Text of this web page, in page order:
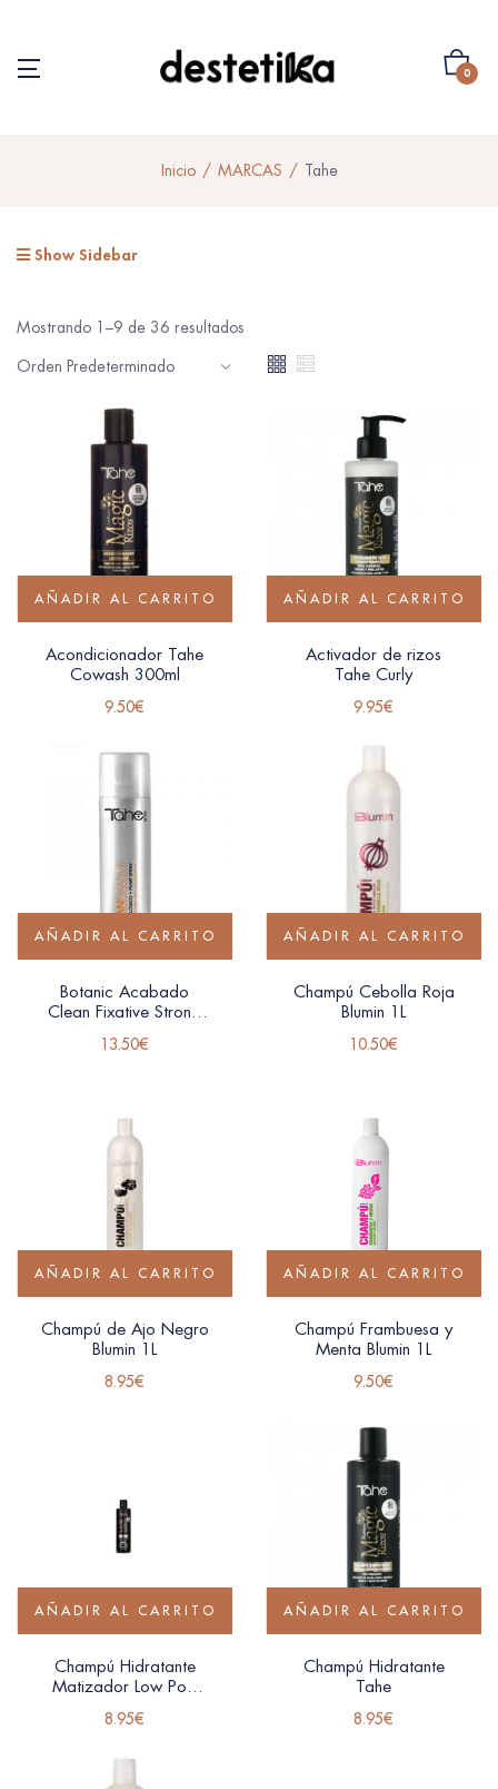
0
Inicio MARCAS Tahe
Show Sidebar
Mostrando 1–9 de 36 resultados
AÑADIR AL CARRITO
Acondicionador Tahe
Cowash 300ml
9.50€
AÑADIR AL CARRITO
Activador de rizos
Tahe Curly
9.95€
AÑADIR AL CARRITO
Botanic Acabado
Clean Fixative Strong
13.50€
AÑADIR AL CARRITO
Champú Cebolla Roja
Blumin 1L
10.50€
AÑADIR AL CARRITO
Champú de Ajo Negro
Blumin 1L
8.95€
AÑADIR AL CARRITO
Champú Frambuesa y
Menta Blumin 1L
9.50€
AÑADIR AL CARRITO
Champú Hidratante
Matizador Low Poo
300ml
8.95€
AÑADIR AL CARRITO
Champú Hidratante
Tahe
8.95€